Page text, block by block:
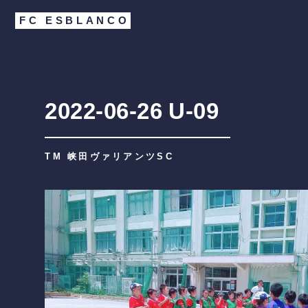
FC ESBLANCO
2022-06-26 U-09
TM 峡田ヴァリアンツSC